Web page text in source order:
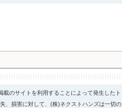
載のサイトを利用することによって発生したト
、損害に対して、(株)ネクストハンズは一切の